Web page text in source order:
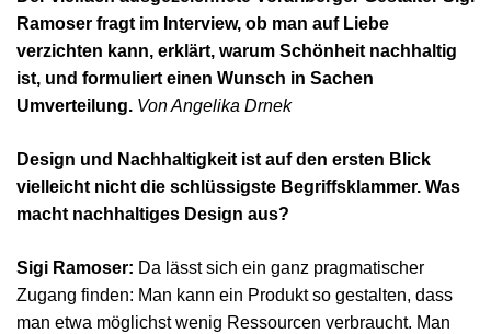
Ramoser fragt im Interview, ob man auf Liebe
verzichten kann, erklärt, warum Schönheit nachhaltig
ist, und formuliert einen Wunsch in Sachen
Umverteilung. Von Angelika Drnek
Design und Nachhaltigkeit ist auf den ersten Blick
vielleicht nicht die schlüssigste Begriffsklammer. Was
macht nachhaltiges Design aus?
Sigi Ramoser: Da lässt sich ein ganz pragmatischer
Zugang finden: Man kann ein Produkt so gestalten, dass
man etwa möglichst wenig Ressourcen verbraucht. Man